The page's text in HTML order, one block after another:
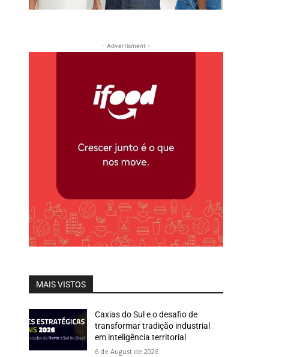
- Advertisment -
MAIS VISTOS
Caxias do Sul e o desafio de
transformar tradição industrial
em inteligência territorial
6 de August de 2026